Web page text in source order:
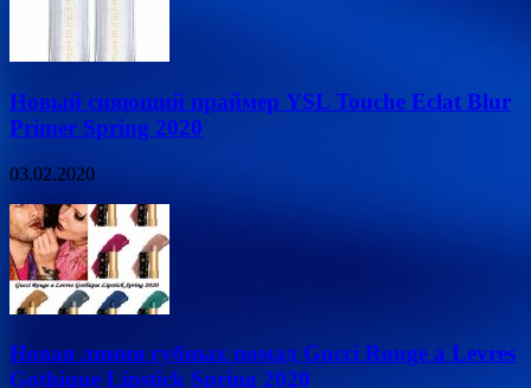
Новый сияющий праймер YSL Touche Eclat Blur
Primer Spring 2020
03.02.2020
Новая линия губных помад Gucci Rouge a Levres
Gothique Lipstick Spring 2020